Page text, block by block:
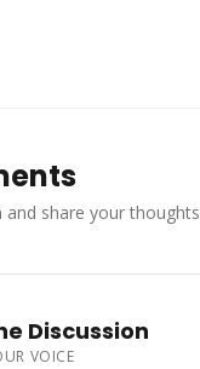
and share your thoughts
Discussion
VOICE